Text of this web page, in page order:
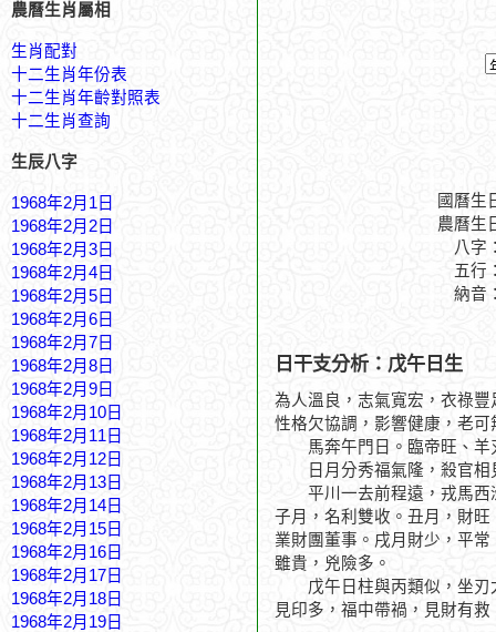
農曆生肖屬相
生肖配對
十二生肖年份表
十二生肖年齡對照表
十二生肖查詢
生辰八字
1968年2月1日
1968年2月2日
1968年2月3日
1968年2月4日
1968年2月5日
1968年2月6日
1968年2月7日
1968年2月8日
1968年2月9日
1968年2月10日
1968年2月11日
1968年2月12日
1968年2月13日
1968年2月14日
1968年2月15日
1968年2月16日
1968年2月17日
1968年2月18日
1968年2月19日
國曆生
農曆生
八字
五行
納音
日干支分析：戊午日生
為人溫良，志氣寬宏，衣祿
性格欠協調，影響健康，老
馬奔午門日。臨帝旺、羊
日月分秀福氣隆，殺官相
平川一去前程遠，戎馬西
子月，名利雙收。丑月，財
業財團董事。戌月財少，平
雖貴，兇險多。
戊午日柱與丙類似，坐刃
見印多，福中帶禍，見財有